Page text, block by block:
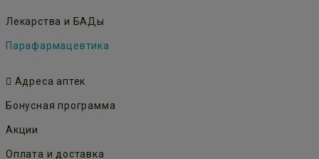
Лекарства и БАДы
Парафармацевтика
Адреса аптек
Бонусная программа
Акции
Оплата и доставка